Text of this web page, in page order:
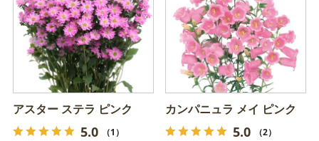
アスター ステラ ピンク
5.0 （1）
カンパニュラ メイ ピンク
5.0 （2）